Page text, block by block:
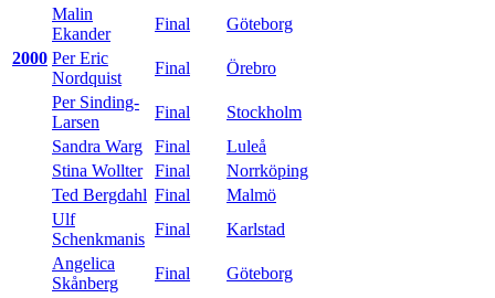
2000
Malin
Ekander
Final
Göteborg
Per Eric
Nordquist
Final
Örebro
Per Sinding-
Larsen
Final
Stockholm
Sandra Warg
Final
Luleå
Stina Wollter
Final
Norrköping
Ted Bergdahl Final
Malmö
Ulf
Schenkmanis
Final
Karlstad
Angelica
Skånberg
Final
Göteborg